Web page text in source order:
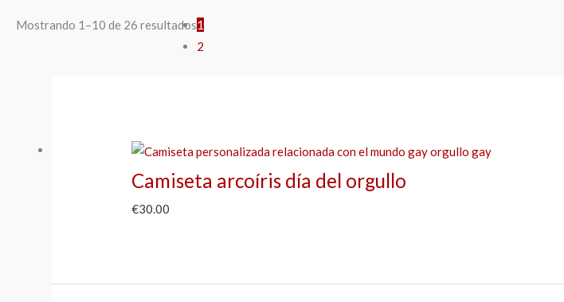
Mostrando 1–10 de 26 resultados
Camiseta arcoíris día del orgullo
€30.00
1
2